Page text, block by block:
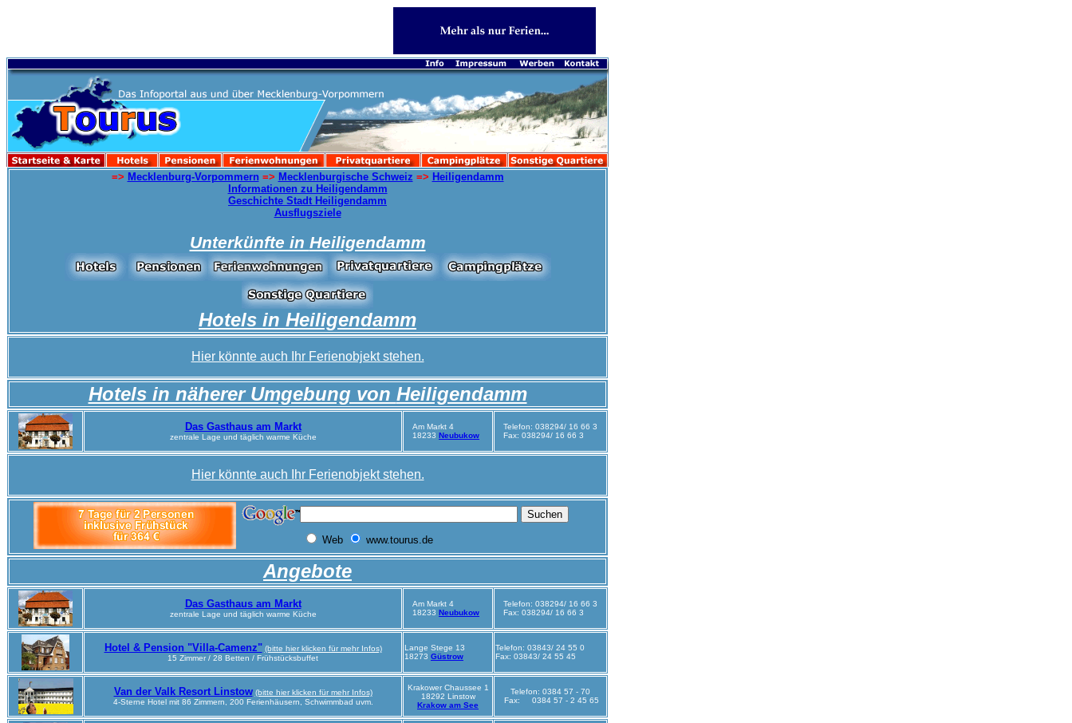
=> Mecklenburg-Vorpommern => Mecklenburgische Schweiz => Heiligendamm
Informationen zu Heiligendamm
Geschichte Stadt Heiligendamm
Ausflugsziele
Unterkünfte in Heiligendamm
Hotels in Heiligendamm
Hier könnte auch Ihr Ferienobjekt stehen.
Hotels in näherer Umgebung von Heiligendamm
Das Gasthaus am Markt
zentrale Lage und täglich warme Küche
Am Markt 4
18233 Neubukow
Telefon: 038294/ 16 66 3
Fax: 038294/ 16 66 3
Hier könnte auch Ihr Ferienobjekt stehen.
Angebote
Das Gasthaus am Markt
zentrale Lage und täglich warme Küche
Am Markt 4
18233 Neubukow
Telefon: 038294/ 16 66 3
Fax: 038294/ 16 66 3
Hotel & Pension "Villa-Camenz" (bitte hier klicken für mehr Infos)
15 Zimmer / 28 Betten / Frühstücksbuffet
Lange Stege 13
18273 Güstrow
Telefon: 03843/ 24 55 0
Fax: 03843/ 24 55 45
Van der Valk Resort Linstow (bitte hier klicken für mehr Infos)
4-Sterne Hotel mit 86 Zimmern, 200 Ferienhäusern, Schwimmbad uvm.
Krakower Chaussee 1
18292 Linstow
Krakow am See
Telefon: 0384 57 - 70
Fax: 0384 57 - 2 45 65